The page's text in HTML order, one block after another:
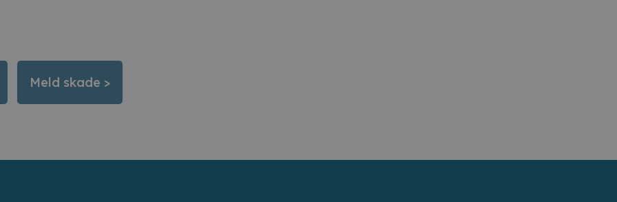
Meld skade >